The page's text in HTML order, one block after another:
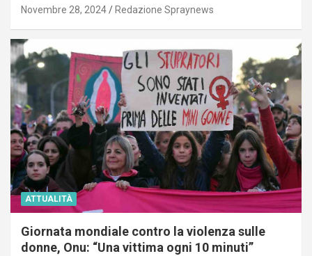
Novembre 28, 2024 Redazione Spraynews
ATTUALITÀ
Giornata mondiale contro la violenza sulle
donne, Onu: “Una vittima ogni 10 minuti”